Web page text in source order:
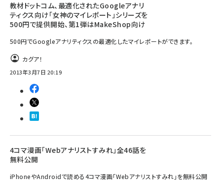
教材ドットコム、最適化されたGoogleアナリ
ティクス向け「女神のマイレポート」シリーズを
500円で提供開始、第1弾はMakeShop向け
500円でGoogleアナリティクスの最適化したマイレポートができます。
カグア！
2013年3月7日 20:19
4コマ漫画「Webアナリストすみれ」全46話を
無料公開
iPhoneやAndroidで読める4コマ漫画「Webアナリストすみれ」を無料公開